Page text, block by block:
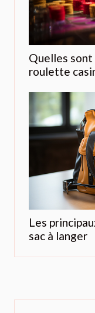
Quelles sont
roulette
Les
sac à langer